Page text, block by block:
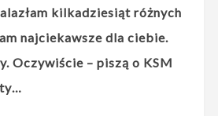
kilkadziesiąt różnych
najciekawsze dla ciebie.
Oczywiście – piszą o KSM